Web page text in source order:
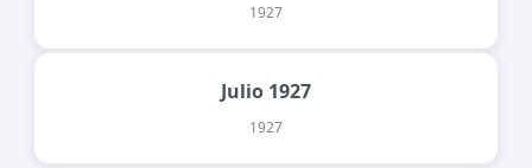
1927
Julio 1927
1927